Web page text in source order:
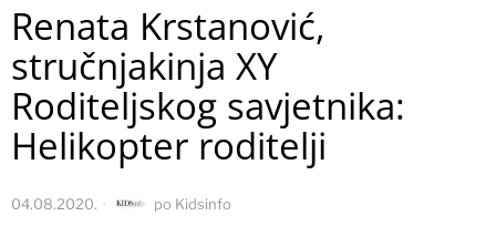
Renata Krstanović,
stručnjakinja XY
Roditeljskog savjetnika:
Helikopter roditelji
04.08.2020. po Kidsinfo